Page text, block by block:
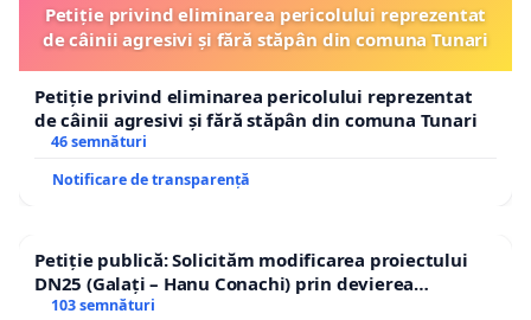
Petiție privind eliminarea pericolului reprezentat
de câinii agresivi și fără stăpân din comuna Tunari
Petiție privind eliminarea pericolului reprezentat
de câinii agresivi și fără stăpân din comuna Tunari
46 semnături
Notificare de transparență
Petiție publică: Solicităm modificarea proiectului
DN25 (Galați – Hanu Conachi) prin devierea
traseului în afara localităților!
103 semnături